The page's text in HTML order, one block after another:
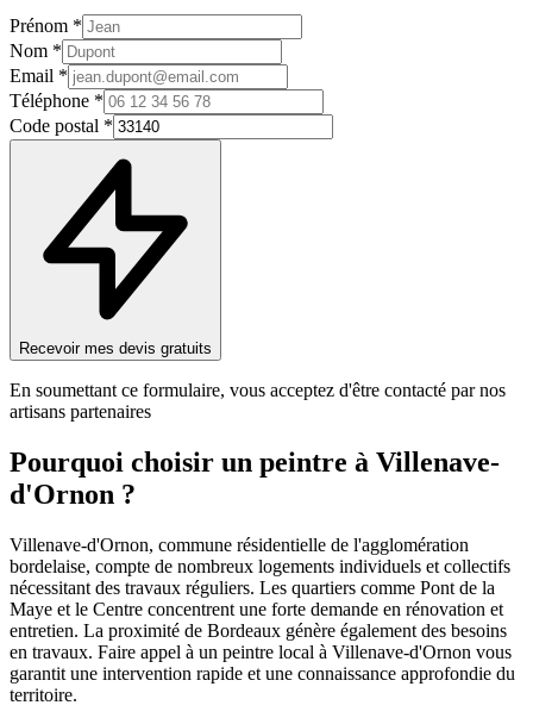
Prénom *
Nom *
Email *
Téléphone *
Code postal *
Recevoir mes devis gratuits
En soumettant ce formulaire, vous acceptez d'être contacté par nos
artisans partenaires
Pourquoi choisir un peintre à Villenave-
d'Ornon ?
Villenave-d'Ornon, commune résidentielle de l'agglomération
bordelaise, compte de nombreux logements individuels et collectifs
nécessitant des travaux réguliers. Les quartiers comme Pont de la
Maye et le Centre concentrent une forte demande en rénovation et
entretien. La proximité de Bordeaux génère également des besoins
en travaux. Faire appel à un peintre local à Villenave-d'Ornon vous
garantit une intervention rapide et une connaissance approfondie du
territoire.